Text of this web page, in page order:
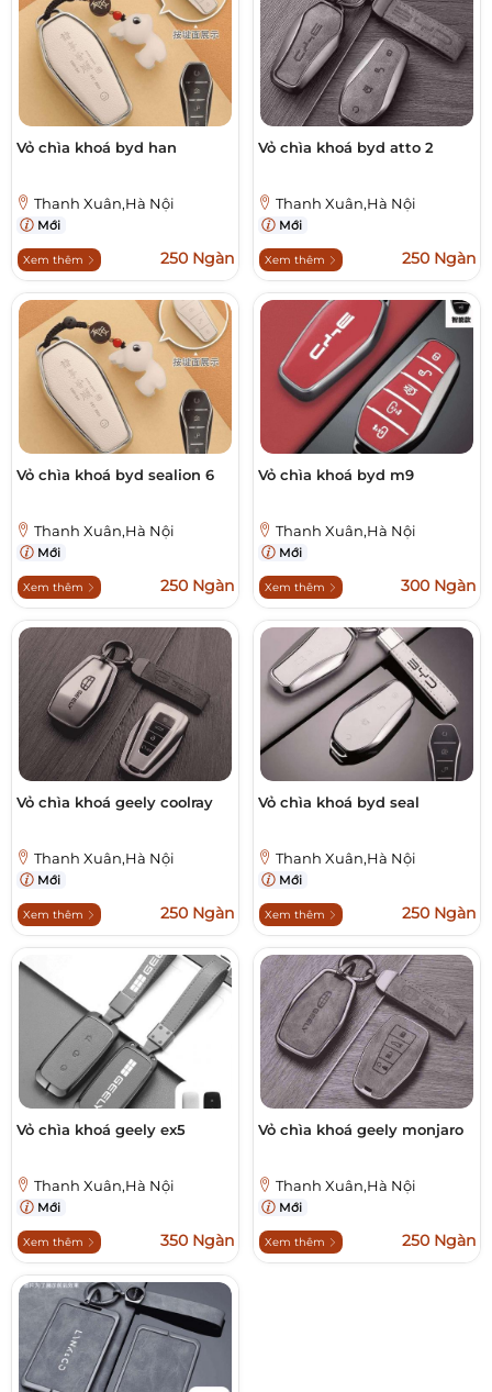
Vỏ chìa khoá byd han
Thanh Xuân,Hà Nội
Mới
Xem thêm 250 Ngàn
Vỏ chìa khoá byd atto 2
Thanh Xuân,Hà Nội
Mới
Xem thêm 250 Ngàn
Vỏ chìa khoá byd sealion 6
Thanh Xuân,Hà Nội
Mới
Xem thêm 250 Ngàn
Vỏ chìa khoá byd m9
Thanh Xuân,Hà Nội
Mới
Xem thêm 300 Ngàn
Vỏ chìa khoá geely coolray
Thanh Xuân,Hà Nội
Mới
Xem thêm 250 Ngàn
Vỏ chìa khoá byd seal
Thanh Xuân,Hà Nội
Mới
Xem thêm 250 Ngàn
Vỏ chìa khoá geely ex5
Thanh Xuân,Hà Nội
Mới
Xem thêm 350 Ngàn
Vỏ chìa khoá geely monjaro
Thanh Xuân,Hà Nội
Mới
Xem thêm 250 Ngàn